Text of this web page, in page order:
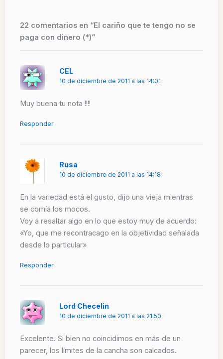
22 comentarios en “El cariño que te tengo no se
paga con dinero (*)”
CEL
10 de diciembre de 2011 a las 14:01
Muy buena tu nota !!!!
Responder
Rusa
10 de diciembre de 2011 a las 14:18
En la variedad está el gusto, dijo una vieja mientras
se comía los mocos.
Voy a resaltar algo en lo que estoy muy de acuerdo:
«Yo, que me recontracago en la objetividad señalada
desde lo particular»
Responder
Lord Checelin
10 de diciembre de 2011 a las 21:50
Excelente. Si bien no coincidimos en más de un
parecer, los límites de la cancha son calcados.